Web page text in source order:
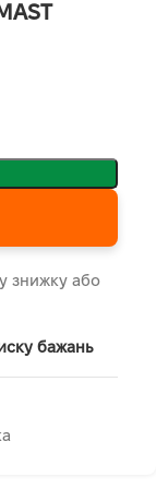
знижку або
бажань